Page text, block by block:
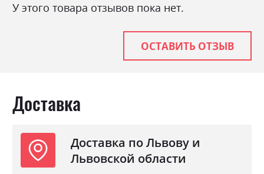
У этого товара отзывов пока нет.
ОСТАВИТЬ ОТЗЫВ
Доставка
Доставка по Львову и
Львовской области